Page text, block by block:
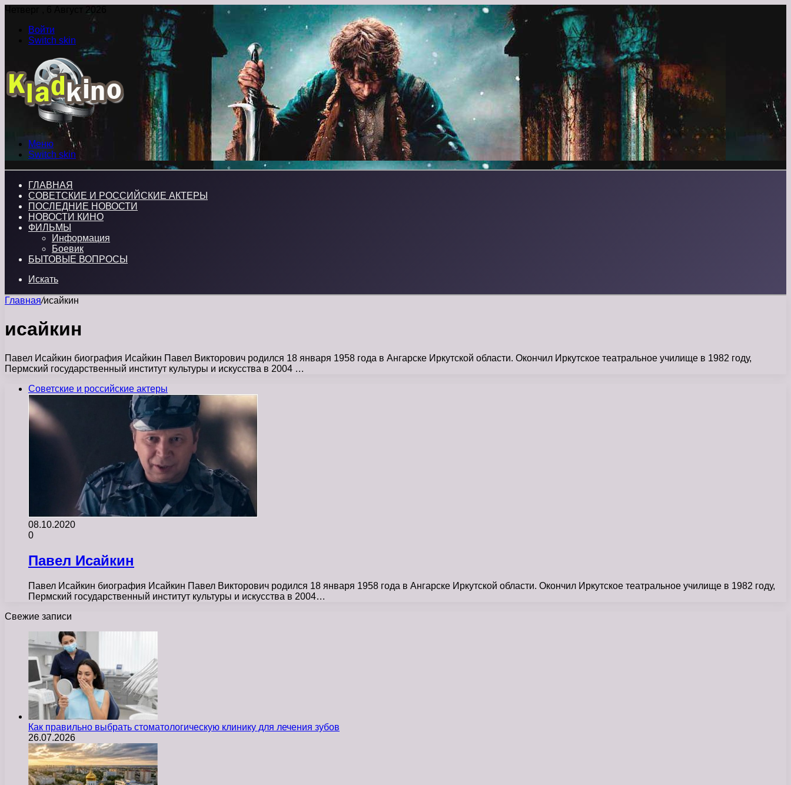
Четверг , 6 Август 2026
Войти
Switch skin
Меню
Switch skin
ГЛАВНАЯ
СОВЕТСКИЕ И РОССИЙСКИЕ АКТЕРЫ
ПОСЛЕДНИЕ НОВОСТИ
НОВОСТИ КИНО
ФИЛЬМЫ
Информация
Боевик
БЫТОВЫЕ ВОПРОСЫ
Искать
Главная/исайкин
исайкин
Павел Исайкин биография Исайкин Павел Викторович родился 18 января 1958 года в Ангарске Иркутской области. Окончил Иркутское театральное училище в 1982 году,
Пермский государственный институт культуры и искусства в 2004 …
Советские и российские актеры
08.10.2020
0
Павел Исайкин
Павел Исайкин биография Исайкин Павел Викторович родился 18 января 1958 года в Ангарске Иркутской области. Окончил Иркутское театральное училище в 1982 году,
Пермский государственный институт культуры и искусства в 2004…
Свежие записи
Как правильно выбрать стоматологическую клинику для лечения зубов
26.07.2026